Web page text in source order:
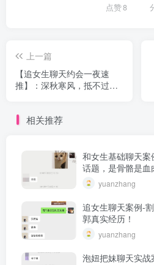
点赞8
上一篇
【追女生聊天约会一夜速
推】：深秋寒风，抵不过满
相关推荐
和女生基础聊天
话题，是骨骼是血
yuanzhang
追女生聊天案例-
郭真实经历！
yuanzhang
泡妞把妹聊天实